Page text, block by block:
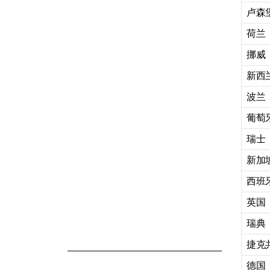
卢森
荷兰
挪威
新西
波兰
葡萄
瑞士
新加
西班
英国
瑞典
捷克
德国